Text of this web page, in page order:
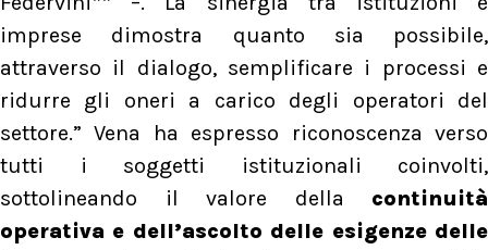
imprese dimostra quanto sia possibile,
attraverso il dialogo, semplificare i processi e
ridurre gli oneri a carico degli operatori del
settore.” Vena ha espresso riconoscenza verso
tutti i soggetti istituzionali coinvolti,
sottolineando il valore della continuità
operativa e dell’ascolto delle esigenze delle